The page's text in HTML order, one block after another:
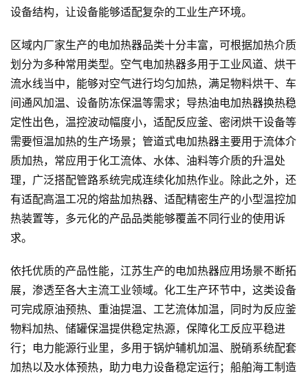
设备结构，让设备能够适配复杂的工业生产环境。
区域内厂家生产的电加热器品类十分丰富，可根据加热介质
划分为多种常用类型。空气电加热器多用于工业风道、烘干
流水线当中，能够对空气进行均匀加热，满足物料烘干、车
间通风加温、设备防冻保温等需求；导热油电加热器换热稳
定性出色，温控波动幅度小，适配反应釜、密闭烘干设备等
需要恒温加热的生产场景；管道式电加热器主要用于流体介
质加热，常应用于化工流体、水体、油料等介质的升温处
理，广泛搭配管路系统完成连续化加热作业。除此之外，还
有适配高温工况的熔盐加热器、适配精密生产的小型温控加
热装置等，多元化的产品品类能够覆盖不同行业的使用诉
求。
依托优质的产品性能，江苏生产的电加热器应用场景不断拓
展，渗透至各大主流工业领域。化工生产环节中，这类设备
可完成原油预热、重油提温、工艺流体加温，同时为反应釜
物料加热、储罐保温提供稳定热源，保障化工反应平稳进
行；电力能源行业里，多用于锅炉辅机加温、脱硝系统配套
加热以及水体预热，助力电力设备稳定运行；船舶海工制造